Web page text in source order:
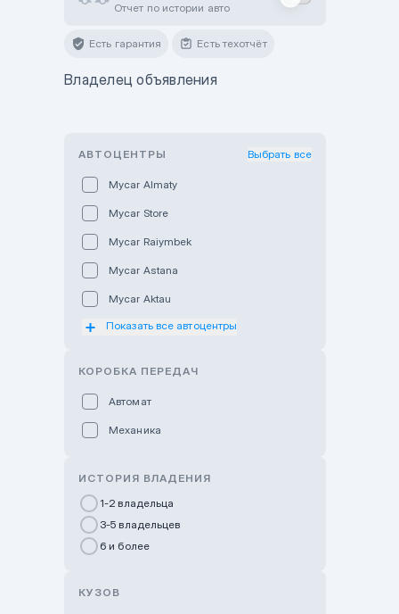
Отчет по истории авто
Есть гарантия Есть техотчёт
Владелец объявления
АВТОЦЕНТРЫ Выбрать все
Mycar Almaty
Mycar Store
Mycar Raiymbek
Mycar Astana
Mycar Aktau
Mycar Uralsk
GWM Nurly Zhol
Chery Astana
Показать все автоцентры
КОРОБКА ПЕРЕДАЧ
Автомат
Механика
ИСТОРИЯ ВЛАДЕНИЯ
1-2 владельца
3-5 владельцев
6 и более
КУЗОВ